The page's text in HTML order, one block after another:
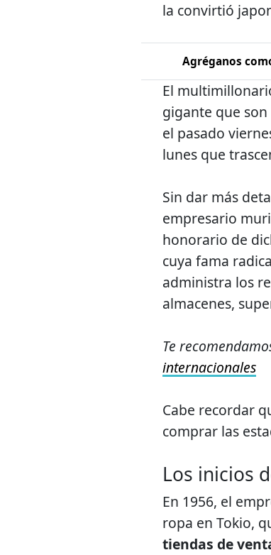
la convirtió
Agréganos
El
gigante que
el pasado
lunes que
Sin dar más
empresario
honorario de
cuya fama
administra los
almacenes,
Te
internacionales
Cabe recordar
comprar las
Los inicios
En 1956, el
ropa en Tokio,
tiendas de